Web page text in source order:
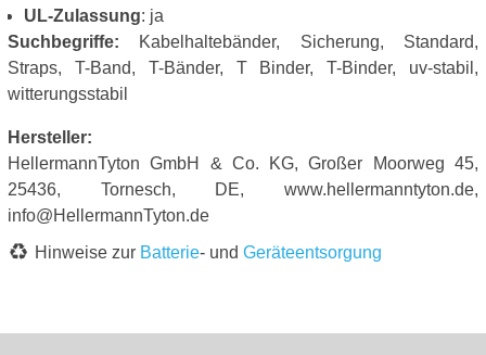
UL-Zulassung: ja
Suchbegriffe: Kabelhaltebänder, Sicherung, Standard,
Straps, T-Band, T-Bänder, T Binder, T-Binder, uv-stabil,
witterungsstabil
Hersteller:
HellermannTyton GmbH & Co. KG, Großer Moorweg 45,
25436, Tornesch, DE, www.hellermanntyton.de,
info@HellermannTyton.de
Hinweise zur Batterie- und Geräteentsorgung